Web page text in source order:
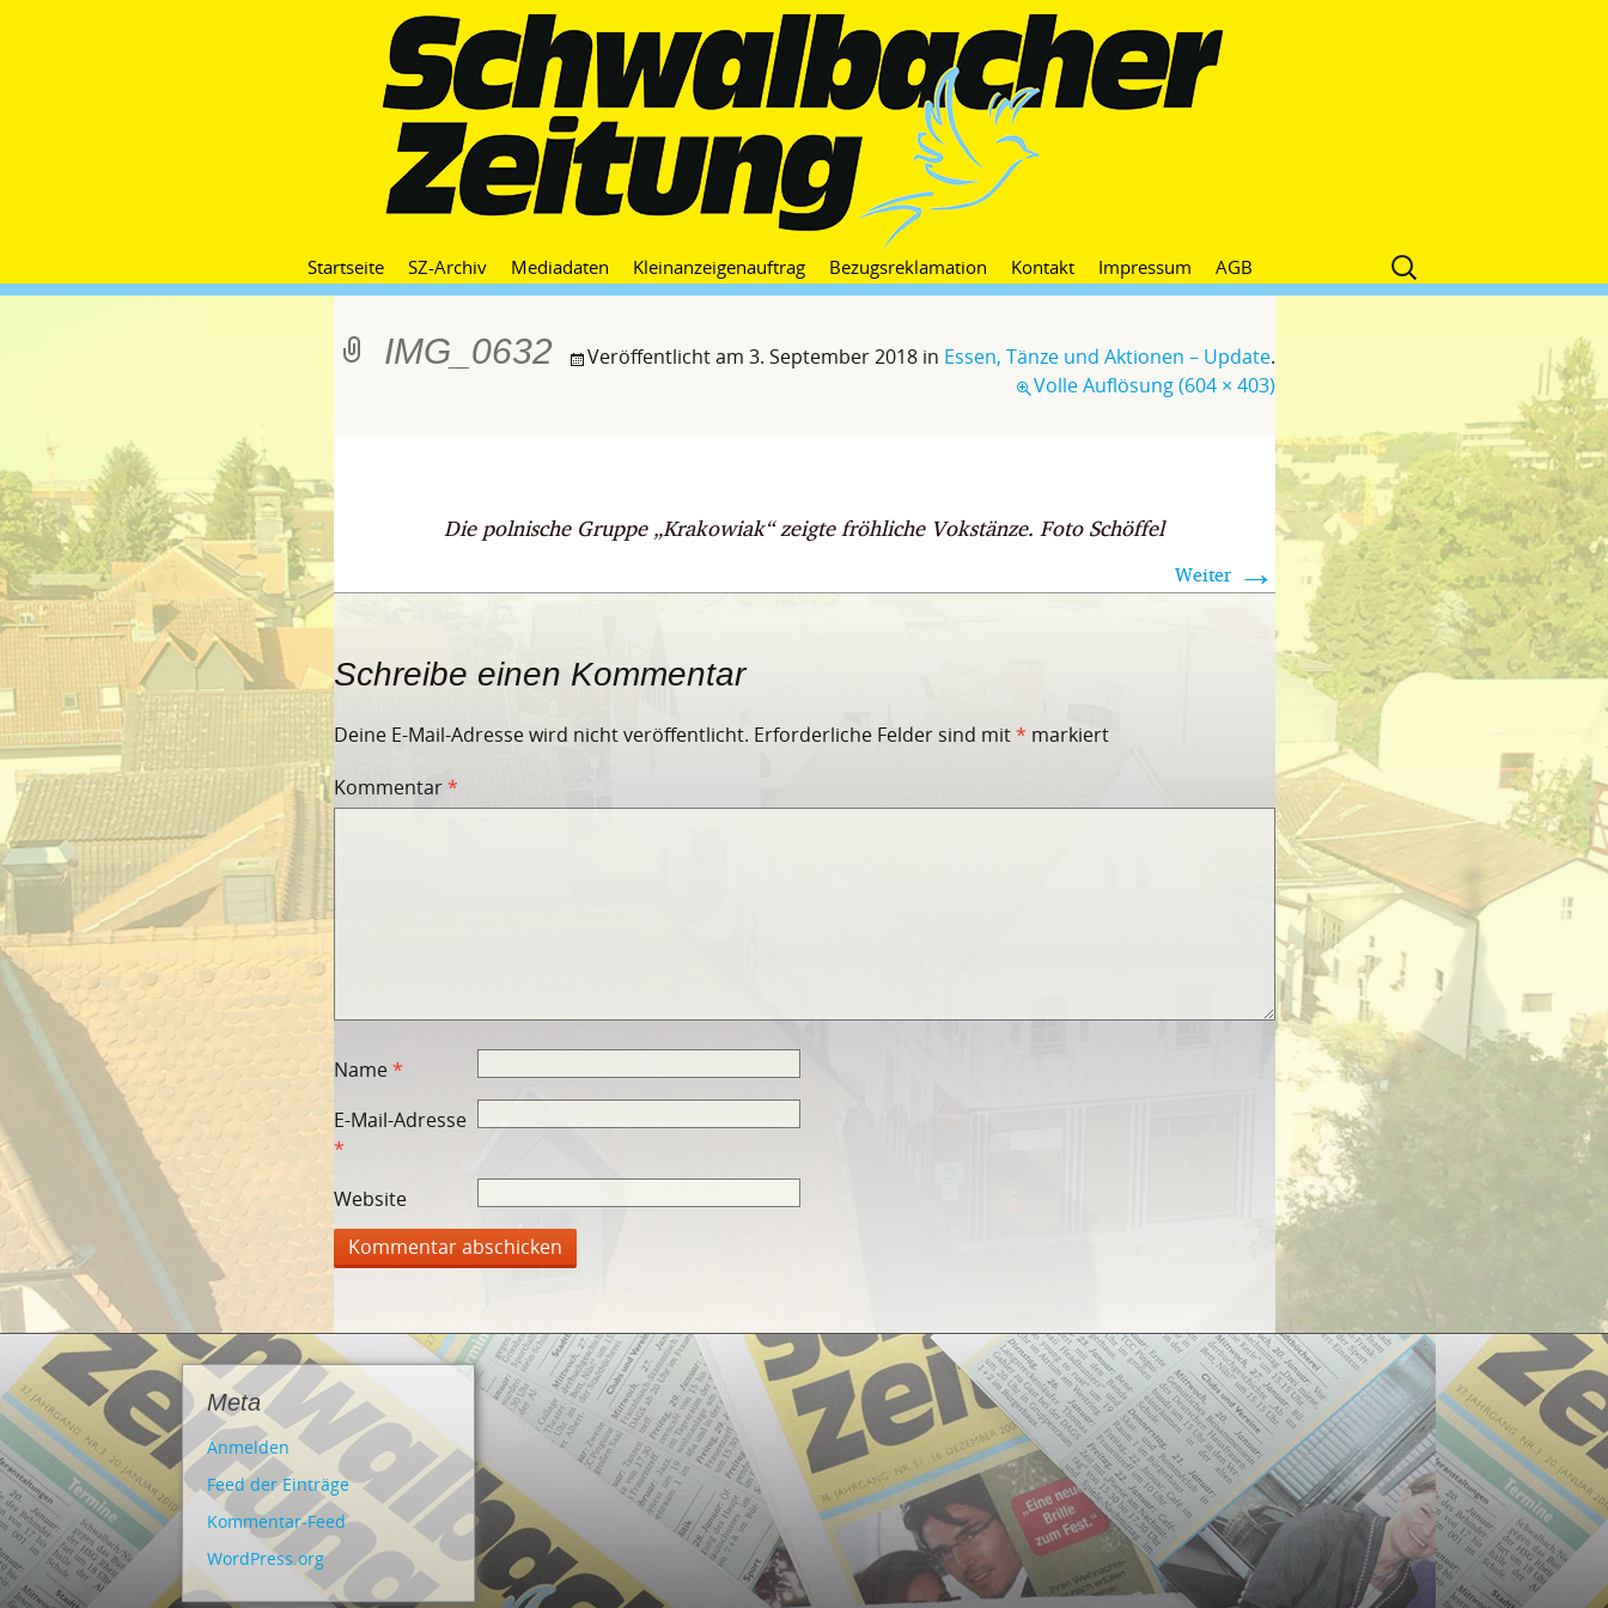
Zum
Inhalt
Startseite SZ-Archiv Mediadaten Kleinanzeigenauftrag Bezugsreklamation Kontakt Impressum AGB
Suche
nach:
IMG_0632 Veröffentlicht am 3. September 2018in Essen, Tänze und Aktionen – Update.
Volle Auflösung (604 × 403)
Weiter→
Die polnische Gruppe „Krakowiak“ zeigte fröhliche Vokstänze. Foto Schöffel
Schreibe einen Kommentar
Deine E-Mail-Adresse wird nicht veröffentlicht. Erforderliche Felder sind mit* markiert
Kommentar*
Name*
E-Mail-Adresse
*
Website
Meta
Anmelden
Feed der Einträge
Kommentar-Feed
WordPress.org